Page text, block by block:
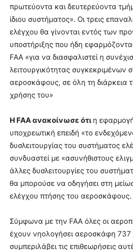
πρωτεύοντα και δευτερεύοντα
ίδιου συστήματος». Οι τρεις
ελέγχου θα γίνονται εντός των
υποστήριξης που ήδη
FAA «για να διασφαλιστεί η
λειτουργικότητας συγκεκριμένων
αεροσκάφους, σε όλη τη διάρκεια
χρήσης του»
Η FAA ανακοίνωσε ότι η
υποχρεωτική επειδή «το
δυσλειτουργίας του συστήματος
συνδυαστεί με «ασυνήθιστους
άλλες δυσλειτουργίες του
θα μπορούσε να οδηγήσει στη
ελέγχου πτήσης του αεροσκάφους.
Σύμφωνα με την FAA όλες οι
έχουν νηολογήσει αεροσκάφη
συμπεριλάβει τις επιθεωρήσεις